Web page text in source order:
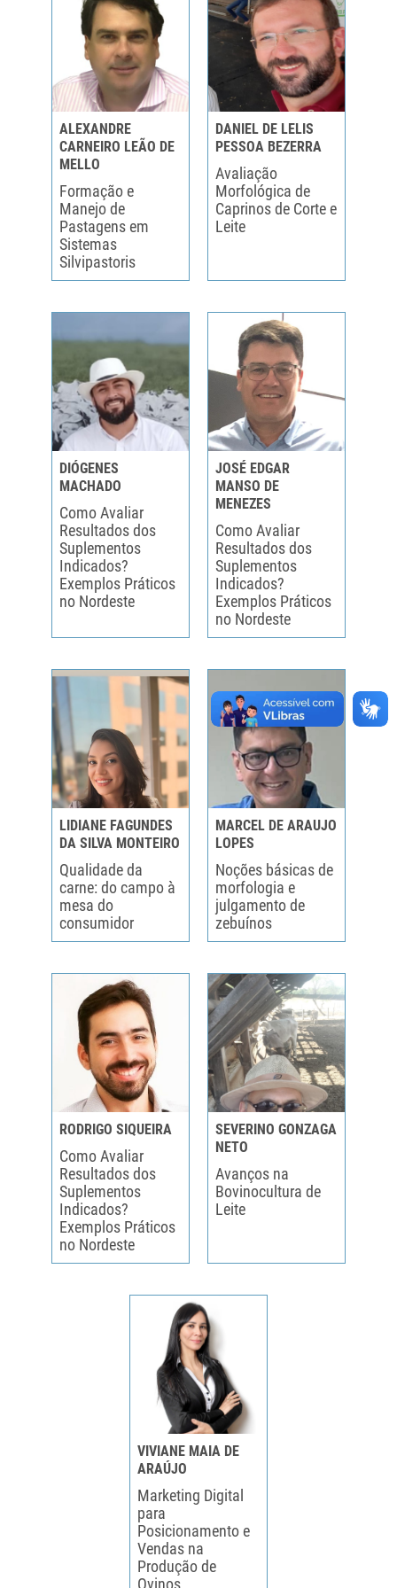
ALEXANDRE
CARNEIRO LEÃO DE
MELLO
Formação e
Manejo de
Pastagens em
Sistemas
Silvipastoris
DANIEL DE LELIS
PESSOA BEZERRA
Avaliação
Morfológica de
Caprinos de Corte e
Leite
DIÓGENES
MACHADO
Como Avaliar
Resultados dos
Suplementos
Indicados?
Exemplos Práticos
no Nordeste
JOSÉ EDGAR
MANSO DE
MENEZES
Como Avaliar
Resultados dos
Suplementos
Indicados?
Exemplos Práticos
no Nordeste
LIDIANE FAGUNDES
DA SILVA MONTEIRO
Qualidade da
carne: do campo à
mesa do
consumidor
MARCEL DE ARAUJO
LOPES
Noções básicas de
morfologia e
julgamento de
zebuínos
RODRIGO SIQUEIRA
Como Avaliar
Resultados dos
Suplementos
Indicados?
Exemplos Práticos
no Nordeste
SEVERINO GONZAGA
NETO
Avanços na
Bovinocultura de
Leite
VIVIANE MAIA DE
ARAÚJO
Marketing Digital
para
Posicionamento e
Vendas na
Produção de
Ovinos